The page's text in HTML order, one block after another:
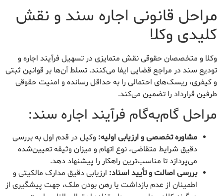
مراحل قانونی اجاره سند و نقش
کلیدی وکلا
وکلا و متخصصان حقوقی نقش متمایزی در تسهیل فرآیند اجاره و
تودیع سند در مراجع قضایی ایفا می‌کنند. تسلط آن‌ها بر قوانین ثبتی
و کیفری، ریسک‌های احتمالی را به حداقل رسانده و امنیت حقوقی
طرفین قرارداد را تضمین می‌کند.
مراحل گام‌به‌گام فرآیند اجاره سند:
مشاوره تخصصی و ارزیابی اولیه: وکیل در قدم اول به بررسی
دقیق شرایط متقاضی، نوع اتهام و میزان وثیقه تعیین‌شده
می‌پردازد تا مناسب‌ترین راهکار را پیشنهاد دهد.
بررسی اصالت و تأیید اسناد: ارزیابی دقیق مدارک مالکیتی و
اطمینان از عدم بازداشت یا رهن بودن ملک، جهت پیشگیری از